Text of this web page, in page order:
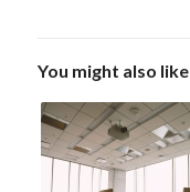
You might also like